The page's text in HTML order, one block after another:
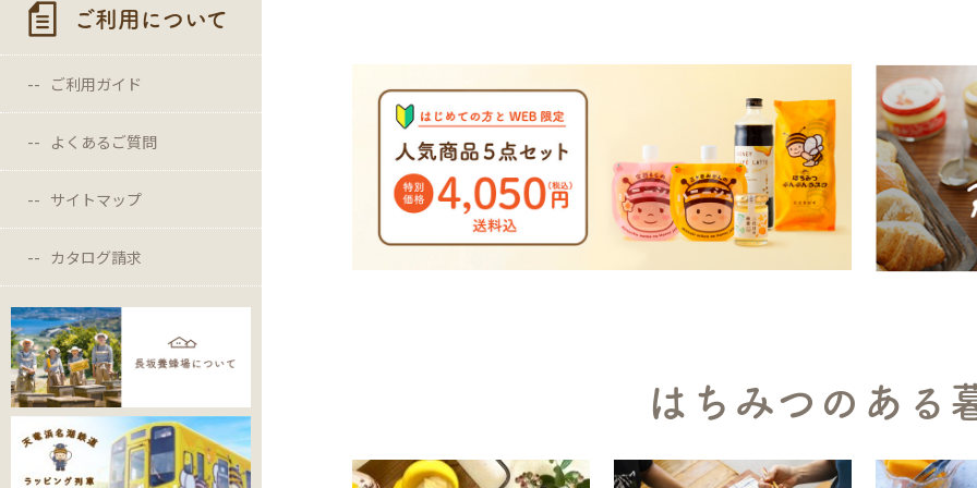
ご利用について
ご利用ガイド
よくあるご質問
サイトマップ
カタログ請求
はちみつのある